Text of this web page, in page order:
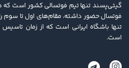
گیتی‌پسند تنها تیم فوتسالی کشور است که در
فوتسال حضور داشته، مقام‌های اول تا سوم
تنها باشگاه ایرانی است که از زمان
است.